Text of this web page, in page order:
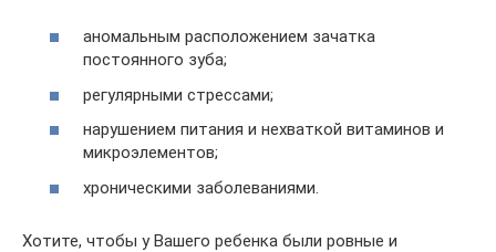
аномальным расположением зачатка
постоянного зуба;
регулярными стрессами;
нарушением питания и нехваткой витаминов и
микроэлементов;
хроническими заболеваниями.
Хотите, чтобы у Вашего ребенка были ровные и